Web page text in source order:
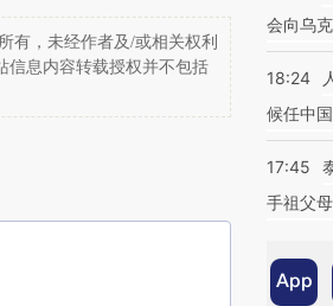
有，未经作者及/或相关权利
信息内容转载授权并不包括
会向乌
18:24
候任中
17:45
手祖父